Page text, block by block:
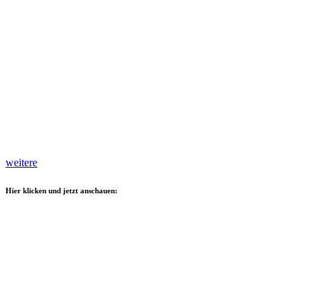
weitere
Hier klicken und jetzt anschauen: